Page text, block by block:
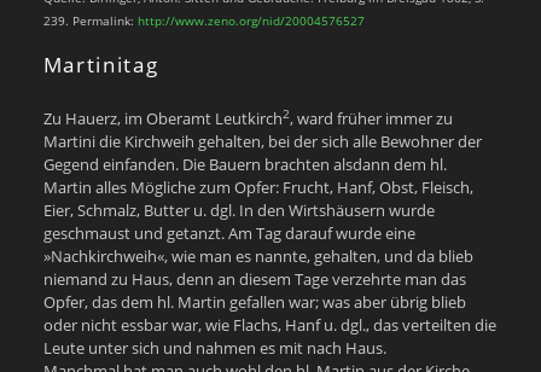
239. Permalink: http://www.zeno.org/nid/20004576527
Martinitag
Zu Hauerz, im Oberamt Leutkirch2, ward früher immer zu
Martini die Kirchweih gehalten, bei der sich alle Bewohner der
Gegend einfanden. Die Bauern brachten alsdann dem hl.
Martin alles Mögliche zum Opfer: Frucht, Hanf, Obst, Fleisch,
Eier, Schmalz, Butter u. dgl. In den Wirtshäusern wurde
geschmaust und getanzt. Am Tag darauf wurde eine
»Nachkirchweih«, wie man es nannte, gehalten, und da blieb
niemand zu Haus, denn an diesem Tage verzehrte man das
Opfer, das dem hl. Martin gefallen war; was aber übrig blieb
oder nicht essbar war, wie Flachs, Hanf u. dgl., das verteilten die
Leute unter sich und nahmen es mit nach Haus.